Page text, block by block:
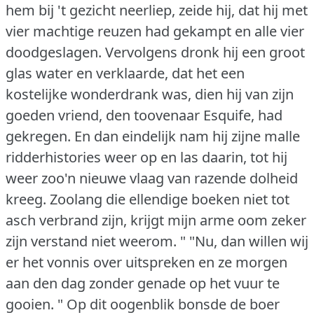
hem bij 't gezicht neerliep, zeide hij, dat hij met
vier machtige reuzen had gekampt en alle vier
doodgeslagen. Vervolgens dronk hij een groot
glas water en verklaarde, dat het een
kostelijke wonderdrank was, dien hij van zijn
goeden vriend, den toovenaar Esquife, had
gekregen. En dan eindelijk nam hij zijne malle
ridderhistories weer op en las daarin, tot hij
weer zoo'n nieuwe vlaag van razende dolheid
kreeg. Zoolang die ellendige boeken niet tot
asch verbrand zijn, krijgt mijn arme oom zeker
zijn verstand niet weerom. " "Nu, dan willen wij
er het vonnis over uitspreken en ze morgen
aan den dag zonder genade op het vuur te
gooien. " Op dit oogenblik bonsde de boer